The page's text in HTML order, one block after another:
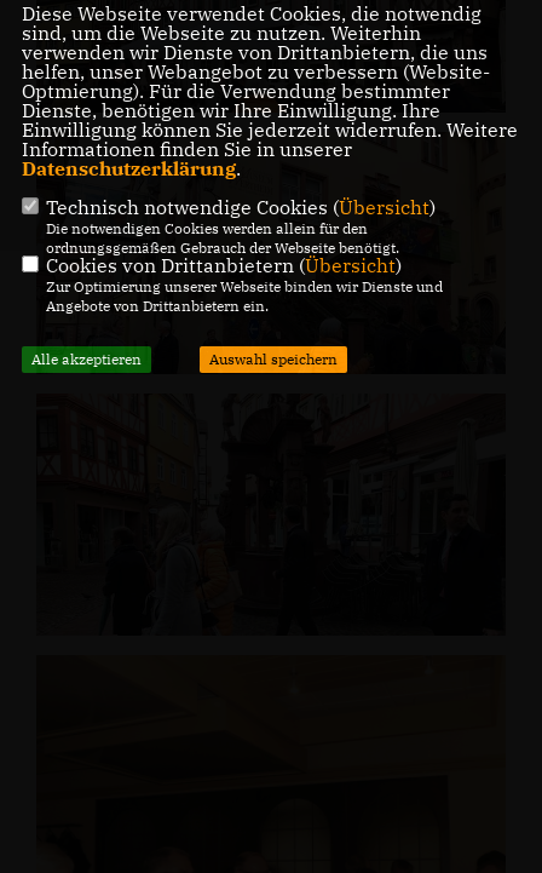
Diese Webseite verwendet Cookies, die notwendig
sind, um die Webseite zu nutzen. Weiterhin
verwenden wir Dienste von Drittanbietern, die uns
helfen, unser Webangebot zu verbessern (Website-
Optmierung). Für die Verwendung bestimmter
Dienste, benötigen wir Ihre Einwilligung. Ihre
Einwilligung können Sie jederzeit widerrufen. Weitere
Informationen finden Sie in unserer
Datenschutzerklärung.
Technisch notwendige Cookies (Übersicht)
Die notwendigen Cookies werden allein für den
ordnungsgemäßen Gebrauch der Webseite benötigt.
Cookies von Drittanbietern (Übersicht)
Zur Optimierung unserer Webseite binden wir Dienste und
Angebote von Drittanbietern ein.
Alle akzeptieren Auswahl speichern